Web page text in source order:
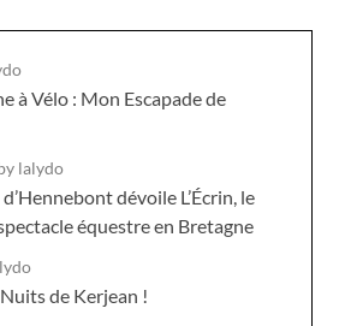
à Vélo : Mon Escapade de
lalydo
dévoile L’Écrin, le
équestre en Bretagne
de Kerjean !